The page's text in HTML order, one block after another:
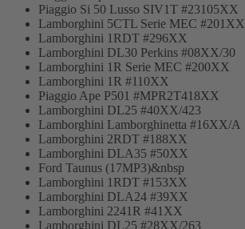
Piaggio Si 50 Lusso SIV1T #23105XX
Lamborghini 5CTL Serie MEC #201XX
Lamborghini 1RDT #296XX
Lamborghini DL30 Perkins #08XX/30
Lamborghini 1R Serie MEC #200XX
Lamborghini 1R #110XX
Piaggio Ape P501 #MPR2T418XX
Lamborghini DL25 #40XX/423
Lamborghini Lamborghinetta #16XX/A
Lamborghini 2RDT #188XX
Lamborghini DLA35 #50XX
Ford Taunus (17MP3)&nbsp
Lamborghini 1RDT #153XX
Lamborghini DLA24 #39XX
Lamborghini 2241R #41XX
Lamborghini DL25 #28XX/263